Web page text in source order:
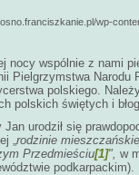
wp-
nocy wspólnie z nami
Pielgrzymstwa Narodu
polskiego.
polskich świętych i
Jan urodził się
„rodzinie
Przedmieściu[1]", w
podkarpackim).